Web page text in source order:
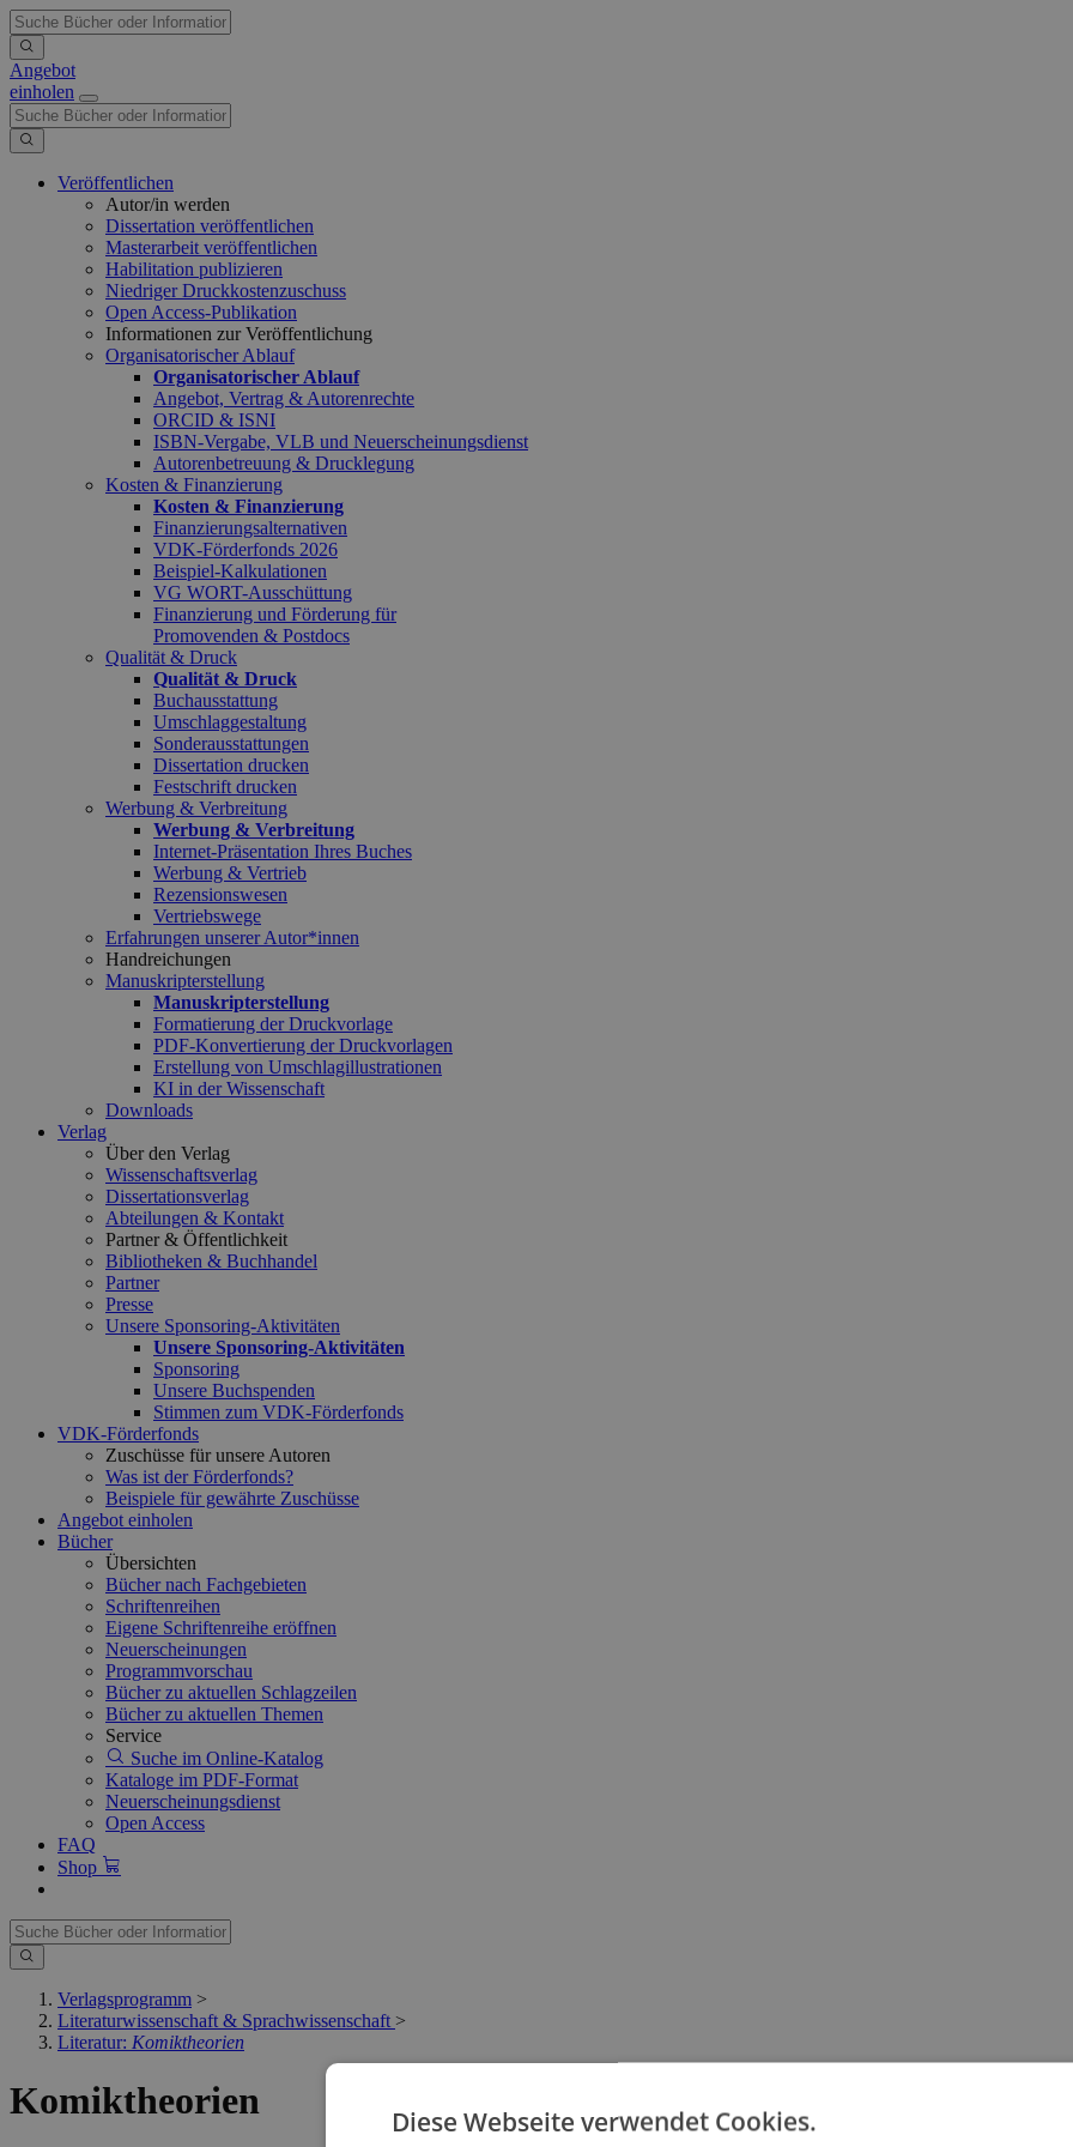
Angebot
einholen
Veröffentlichen
Autor/in werden
Dissertation veröffentlichen
Masterarbeit veröffentlichen
Habilitation publizieren
Niedriger Druckkostenzuschuss
Open Access-Publikation
Informationen zur Veröffentlichung
Organisatorischer Ablauf
Organisatorischer Ablauf
Angebot, Vertrag & Autorenrechte
ORCID & ISNI
ISBN-Vergabe, VLB und Neuerscheinungsdienst
Autorenbetreuung & Drucklegung
Kosten & Finanzierung
Kosten & Finanzierung
Finanzierungsalternativen
VDK-Förderfonds 2026
Beispiel-Kalkulationen
VG WORT-Ausschüttung
Finanzierung und Förderung für
Promovenden & Postdocs
Qualität & Druck
Qualität & Druck
Buchausstattung
Umschlaggestaltung
Sonderausstattungen
Dissertation drucken
Festschrift drucken
Werbung & Verbreitung
Werbung & Verbreitung
Internet-Präsentation Ihres Buches
Werbung & Vertrieb
Rezensionswesen
Vertriebswege
Erfahrungen unserer Autor*innen
Handreichungen
Manuskripterstellung
Manuskripterstellung
Formatierung der Druckvorlage
PDF-Konvertierung der Druckvorlagen
Erstellung von Umschlagillustrationen
KI in der Wissenschaft
Downloads
Verlag
Über den Verlag
Wissenschaftsverlag
Dissertationsverlag
Abteilungen & Kontakt
Partner & Öffentlichkeit
Bibliotheken & Buchhandel
Partner
Presse
Unsere Sponsoring-Aktivitäten
Unsere Sponsoring-Aktivitäten
Sponsoring
Unsere Buchspenden
Stimmen zum VDK-Förderfonds
VDK-Förderfonds
Zuschüsse für unsere Autoren
Was ist der Förderfonds?
Beispiele für gewährte Zuschüsse
Angebot einholen
Bücher
Übersichten
Bücher nach Fachgebieten
Schriftenreihen
Eigene Schriftenreihe eröffnen
Neuerscheinungen
Programmvorschau
Bücher zu aktuellen Schlagzeilen
Bücher zu aktuellen Themen
Service
Suche im Online-Katalog
Kataloge im PDF-Format
Neuerscheinungsdienst
Open Access
FAQ
Shop
Verlagsprogramm >
Literaturwissenschaft & Sprachwissenschaft >
Literatur: Komiktheorien
Komiktheorien Diese Webseite verwendet Cookies.